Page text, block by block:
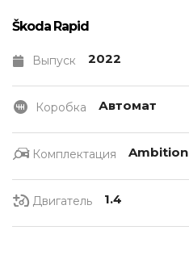
Škoda Rapid
Выпуск 2022
Коробка Автомат
Комплектация Ambition
Двигатель 1.4